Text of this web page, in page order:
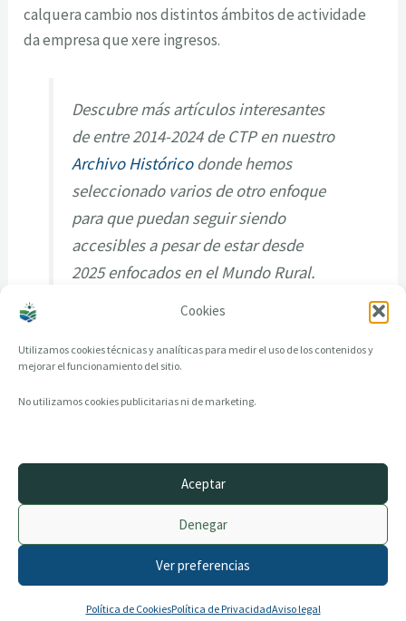
Cookies
Utilizamos cookies técnicas y analíticas para medir el uso de los contenidos y
mejorar el funcionamiento del sitio.
No utilizamos cookies publicitarias ni de marketing.
Aceptar
Denegar
Ver preferencias
Política de CookiesPolítica de PrivacidadAviso legal
calquera cambio nos distintos ámbitos de actividade
da empresa que xere ingresos.
Descubre más artículos interesantes
de entre 2014-2024 de CTP en nuestro
Archivo Históricodonde hemos
seleccionado varios de otro enfoque
para que puedan seguir siendo
accesibles a pesar de estar desde
2025 enfocados en el Mundo Rural.
© 2014–2026 creandotuprovincia.es · Todos los derechos reservados
Política de Cookies
Archivo histórico